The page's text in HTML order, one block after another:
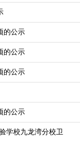
的公示
的公示
的公示
的公示
学校九龙湾分校卫